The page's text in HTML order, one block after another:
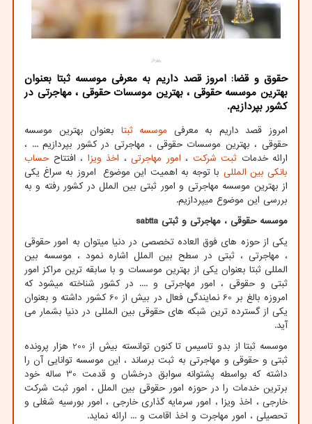
حقوق و قضا: امروز قصد داریم به معرفی موسسه ثبتا بعنوان
بهترین موسسه حقوقی ، بهترین موسسات حقوقی ، مهاجرتی در
كشور بپردازیم.
امروز قصد داریم به معرفی موسسه ثبتا بعنوان بهترین موسسه
حقوقی ، بهترین موسسات حقوقی ، مهاجرتی در کشور بپردازیم ... ،
ارائه خدمات ثبت شرکت ، امور مهاجرتی ، اخذ ویزا ، افتتاح حساب
بانکی بین المللی با توجه به اهمیت این موضوع امروز به سراغ یکی
از بهترین موسسه مهاجرتی و امور ثبتی بین الملل در کشور رفته و به
بررسی این موضوع میپردازیم.
موسسه حقوقی ، مهاجرتی و ثبتی sabtta
یکی از حوزه های فوق العاده تخصصی در دنیا میتوان به امور حقوقی
، مهاجرتی ، ثبتی در سطح بین الملل اشاره نمود ، موسسه بین
المللی ثبتا بعنوان یکی از بهترین موسسات و با سابقه ترین مراکز امور
ثبتی و حقوقی ، امور مهاجرتی و .... در کشور شناخته میشود که
امروزه بالغ بر 60 نمایندگی فعال در بیش از 60 کشور داشته و بعنوان
یکی از گسترده ترین شبکه های حقوقی بین المللی در دنیا بشمار می
آید.
موسسه ثبتا از بدو تاسیس تا کنون توانسته بیش از 200 هزار پرونده
ثبتی و حقوقی و مهاجرتی به ثبت برساند ، این موسسه توانایی آن را
داشته که بواسطه پشتوانه سوابق درخشان و قدمت 30 ساله خود
برترین خدمات را در حوزه امور حقوقی بین الملل ، امور ثبت شرکت
خارجی ، اخذ ویزا ، امور سرمایه گذاری خارجی ، امور بورسیه شغلی و
تحصیلی ، امور مهاجرت و اخذ اقامت و ... ارائه نماید.